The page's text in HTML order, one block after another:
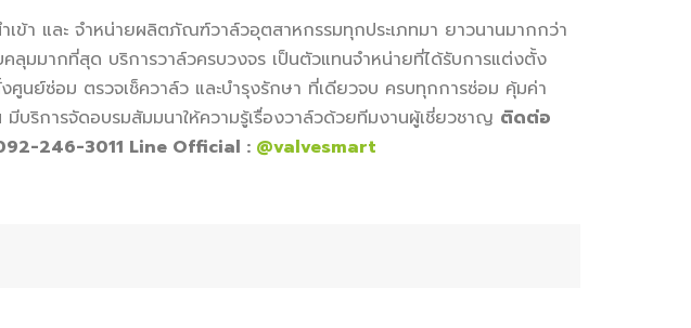
เข้า และ จำหน่ายผลิตภัณฑ์วาล์วอุตสาหกรรมทุกประเภทมา ยาวนานมากกว่า
ลุมมากที่สุด บริการวาล์วครบวงจร เป็นตัวแทนจำหน่ายที่ได้รับการแต่งตั้ง
ศูนย์ซ่อม ตรวจเช็ควาล์ว และบำรุงรักษา ที่เดียวจบ ครบทุกการซ่อม คุ้มค่า
มีบริการจัดอบรมสัมมนาให้ความรู้เรื่องวาล์วด้วยทีมงานผู้เชี่ยวชาญ ติดต่อ
246-3011 Line Official : @valvesmart